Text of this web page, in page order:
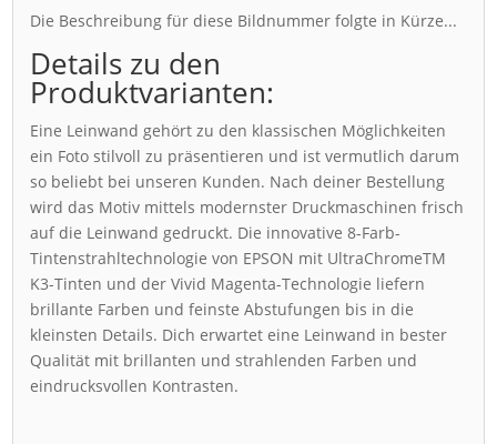
Die Beschreibung für diese Bildnummer folgte in Kürze...
Details zu den
Produktvarianten:
Eine Leinwand gehört zu den klassischen Möglichkeiten
ein Foto stilvoll zu präsentieren und ist vermutlich darum
so beliebt bei unseren Kunden. Nach deiner Bestellung
wird das Motiv mittels modernster Druckmaschinen frisch
auf die Leinwand gedruckt. Die innovative 8-Farb-
Tintenstrahltechnologie von EPSON mit UltraChromeTM
K3-Tinten und der Vivid Magenta-Technologie liefern
brillante Farben und feinste Abstufungen bis in die
kleinsten Details. Dich erwartet eine Leinwand in bester
Qualität mit brillanten und strahlenden Farben und
eindrucksvollen Kontrasten.